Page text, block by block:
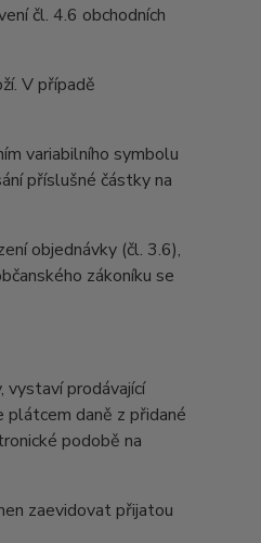
čl. 4.6 obchodních
V případě
variabilního symbolu
příslušné částky na
objednávky (čl. 3.6),
zákoníku se
prodávající
plátcem daně z přidané
podobě na
zaevidovat přijatou